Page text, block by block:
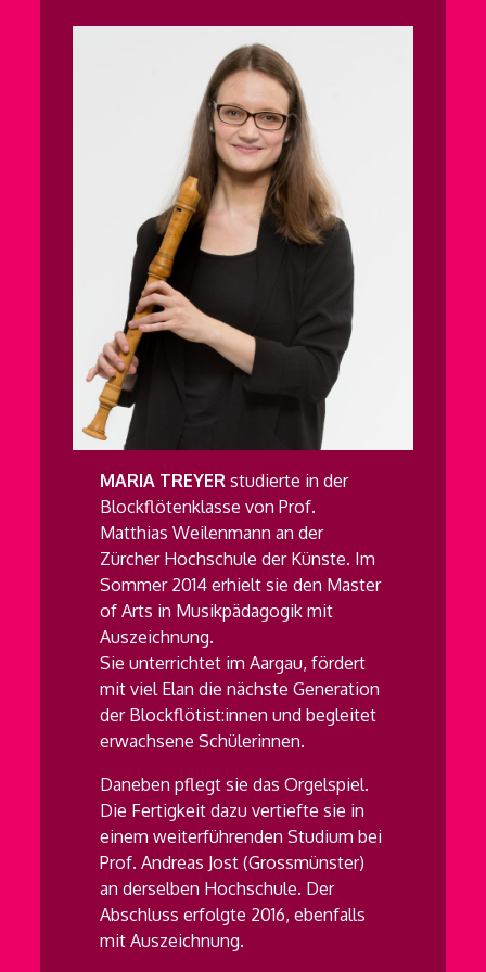
MARIA TREYERstudierte in der
Blockflötenklasse von Prof.
Matthias Weilenmann an der
Zürcher Hochschule der Künste. Im
Sommer 2014 erhielt sie den Master
of Arts in Musikpädagogik mit
Auszeichnung.
Sie unterrichtet im Aargau, fördert
mit viel Elan die nächste Generation
der Blockflötist:innen und begleitet
erwachsene Schülerinnen.
Daneben pflegt sie das Orgelspiel.
Die Fertigkeit dazu vertiefte sie in
einem weiterführenden Studium bei
Prof. Andreas Jost (Grossmünster)
an derselben Hochschule. Der
Abschluss erfolgte 2016, ebenfalls
mit Auszeichnung.